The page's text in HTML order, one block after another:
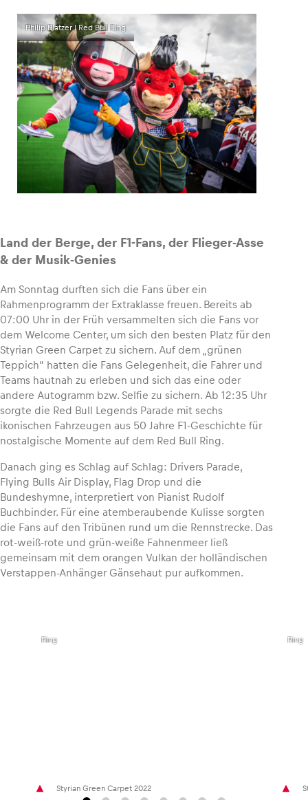
Philip Platzer I Red Bull Ring
Land der Berge, der F1-Fans, der Flieger-Asse
& der Musik-Genies
Am Sonntag durften sich die Fans über ein
Rahmenprogramm der Extraklasse freuen. Bereits ab
07:00 Uhr in der Früh versammelten sich die Fans vor
dem Welcome Center, um sich den besten Platz für den
Styrian Green Carpet zu sichern. Auf dem „grünen
Teppich“ hatten die Fans Gelegenheit, die Fahrer und
Teams hautnah zu erleben und sich das eine oder
andere Autogramm bzw. Selfie zu sichern. Ab 12:35 Uhr
sorgte die Red Bull Legends Parade mit sechs
ikonischen Fahrzeugen aus 50 Jahre F1-Geschichte für
nostalgische Momente auf dem Red Bull Ring.
Danach ging es Schlag auf Schlag: Drivers Parade,
Flying Bulls Air Display, Flag Drop und die
Bundeshymne, interpretiert von Pianist Rudolf
Buchbinder. Für eine atemberaubende Kulisse sorgten
die Fans auf den Tribünen rund um die Rennstrecke. Das
rot-weiß-rote und grün-weiße Fahnenmeer ließ
gemeinsam mit dem orangen Vulkan der holländischen
Verstappen-Anhänger Gänsehaut pur aufkommen.
Ring
Styrian Green Carpet 2022
Ring